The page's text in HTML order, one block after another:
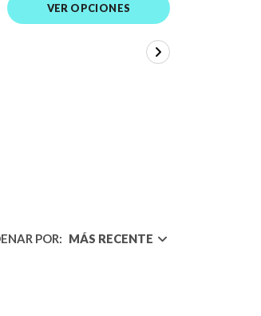
VER OPCIONES
POR: MÁS RECENTE